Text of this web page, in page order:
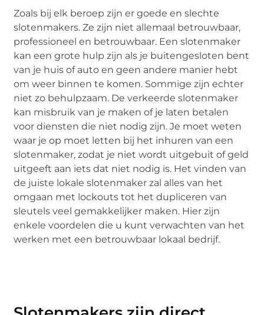
Zoals bij elk beroep zijn er goede en slechte
slotenmakers. Ze zijn niet allemaal betrouwbaar,
professioneel en betrouwbaar. Een slotenmaker
kan een grote hulp zijn als je buitengesloten bent
van je huis of auto en geen andere manier hebt
om weer binnen te komen. Sommige zijn echter
niet zo behulpzaam. De verkeerde slotenmaker
kan misbruik van je maken of je laten betalen
voor diensten die niet nodig zijn. Je moet weten
waar je op moet letten bij het inhuren van een
slotenmaker, zodat je niet wordt uitgebuit of geld
uitgeeft aan iets dat niet nodig is. Het vinden van
de juiste lokale slotenmaker zal alles van het
omgaan met lockouts tot het dupliceren van
sleutels veel gemakkelijker maken. Hier zijn
enkele voordelen die u kunt verwachten van het
werken met een betrouwbaar lokaal bedrijf.